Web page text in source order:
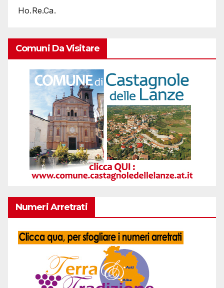
Ho.Re.Ca.
Comuni Da Visitare
Numeri Arretrati